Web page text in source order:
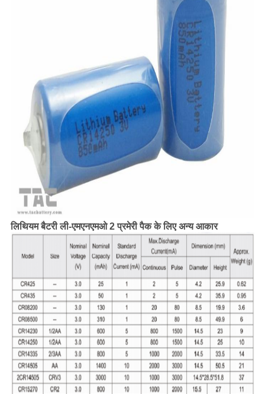
लिथियम बैटरी ली-एमएनएमओ 2 प्रमेरी पैक के लिए अन्य आकार